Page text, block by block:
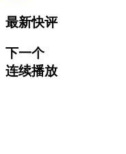
最新快评
下一个
连续播放